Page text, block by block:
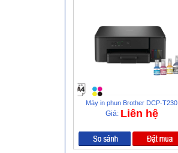
Máy in phun Brother DCP-T230
Giá: Liên hệ